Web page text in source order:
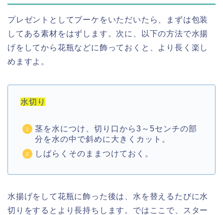
プレゼントとしてブーケをいただいたら、まずは包装
してある素材をはずします。次に、以下の方法で水揚
げをしてから花瓶などに飾っておくと、より長く楽し
めますよ。
水切り
茎を水につけ、切り口から3～5センチの部
分を水の中で斜めに大きくカット。
しばらくそのままつけておく。
水揚げをして花瓶に飾った後は、水を替えるたびに水
切りをするとより長持ちします。ではここで、スター